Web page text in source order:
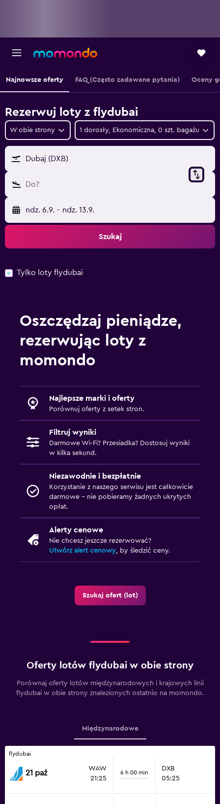
Najnowsze oferty FAQ (Często zadawane pytania) Oceny
Rezerwuj loty z flydubai
W obie strony 1 dorosły, Ekonomiczna, 0 szt. bagażu
Dubaj (DXB)
Do?
ndz. 6.9. - ndz. 13.9.
Szukaj
Tylko loty flydubai
Oszczędzaj pieniądze,
rezerwując loty z
momondo
Najlepsze marki i oferty
Porównuj oferty z setek stron.
Filtruj wyniki
Darmowe Wi-Fi? Przesiadka? Dostosuj wyniki
w kilka sekund.
Niezawodnie i bezpłatnie
Korzystanie z naszego serwisu jest całkowicie
darmowe – nie pobieramy żadnych ukrytych
opłat.
Alerty cenowe
Nie chcesz jeszcze rezerwować?
Utwórz alert cenowy , by śledzić ceny.
Szukaj ofert (lot)
Oferty lotów flydubai w obie strony
Porównaj oferty lotów międzynarodowych i krajowych linii
flydubai w obie strony znalezionych ostatnio na momondo.
Międzynarodowe
flydubai
21 paź
WAW
21:25
6 h 00 min
DXB
05:25